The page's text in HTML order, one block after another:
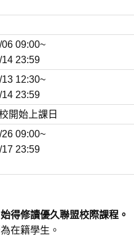
09:00~
23:59
12:30~
23:59
開始上課日
09:00~
23:59
得修讀優久聯盟校際課程。
在籍學生。